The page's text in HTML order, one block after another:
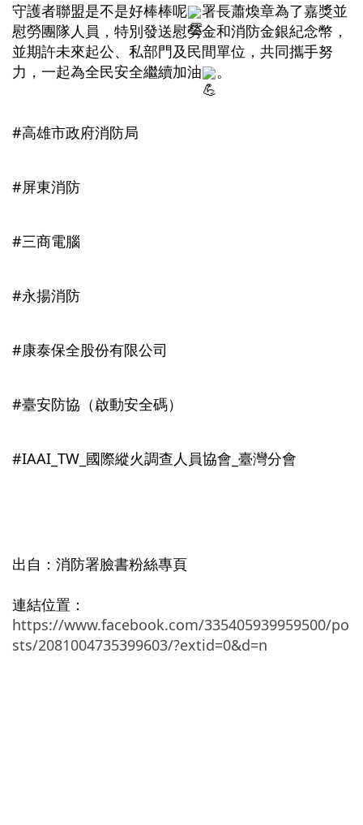
守護者聯盟是不是好棒棒呢
署長蕭煥章為了嘉獎並
慰勞團隊人員，特別發送慰勞金和消防金銀紀念幣，
並期許未來起公、私部門及民間單位，共同攜手努
力，一起為全民安全繼續加油
。
#高雄市政府消防局
#屏東消防
#三商電腦
#永揚消防
#康泰保全股份有限公司
#臺安防協 （啟動安全碼）
#IAAI_TW_國際縱火調查人員協會_臺灣分會
出自：消防署臉書粉絲專頁
連結位置：
https://www.facebook.com/335405939959500/po
sts/2081004735399603/?extid=0&d=n